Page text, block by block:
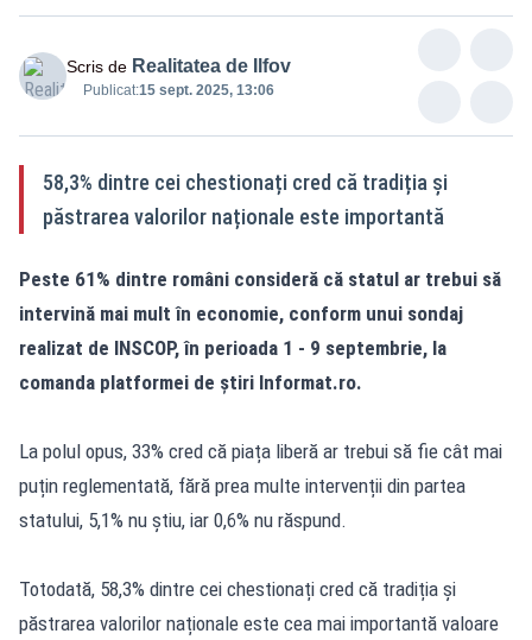
Scris de Realitatea de Ilfov
Publicat:15 sept. 2025, 13:06
58,3% dintre cei chestionați cred că tradiția și
păstrarea valorilor naționale este importantă
Peste 61% dintre români consideră că statul ar trebui să
intervină mai mult în economie, conform unui sondaj
realizat de INSCOP, în perioada 1 - 9 septembrie, la
comanda platformei de știri Informat.ro.
La polul opus, 33% cred că piața liberă ar trebui să fie cât mai
puțin reglementată, fără prea multe intervenții din partea
statului, 5,1% nu știu, iar 0,6% nu răspund.
Totodată, 58,3% dintre cei chestionați cred că tradiția și
păstrarea valorilor naționale este cea mai importantă valoare